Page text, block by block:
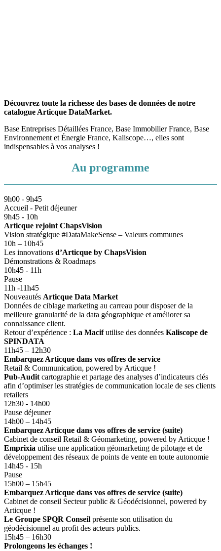
Découvrez toute la richesse des bases de données de notre
catalogue Articque DataMarket.
Base Entreprises Détaillées France, Base Immobilier France, Base
Environnement et Énergie France, Kaliscope…, elles sont
indispensables à vos analyses !
Au programme
9h00 - 9h45
Accueil - Petit déjeuner
9h45 - 10h
Articque rejoint ChapsVision
Vision stratégique #DataMakeSense – Valeurs communes
10h – 10h45
Les innovations d’Articque by ChapsVision
Démonstrations & Roadmaps
10h45 - 11h
Pause
11h -11h45
Nouveautés Articque Data Market
Données de ciblage marketing au carreau pour disposer de la
meilleure granularité de la data géographique et améliorer sa
connaissance client.
Retour d’expérience : La Macifutilise des données Kaliscope de
SPINDATA
11h45 – 12h30
Embarquez Articque dans vos offres de service
Retail & Communication, powered by Articque !
Pub-Audit cartographie et partage des analyses d’indicateurs clés
afin d’optimiser les stratégies de communication locale de ses clients
retailers
12h30 - 14h00
Pause déjeuner
14h00 – 14h45
Embarquez Articque dans vos offres de service (suite)
Cabinet de conseil Retail & Géomarketing, powered by Articque !
Emprixia utilise une application géomarketing de pilotage et de
développement des réseaux de points de vente en toute autonomie
14h45 - 15h
Pause
15h00 – 15h45
Embarquez Articque dans vos offres de service (suite)
Cabinet de conseil Secteur public & Géodécisionnel, powered by
Articque !
Le Groupe SPQR Conseil présente son utilisation du
géodécisionnel au profit des acteurs publics.
15h45 – 16h30
Prolongeons les échanges !